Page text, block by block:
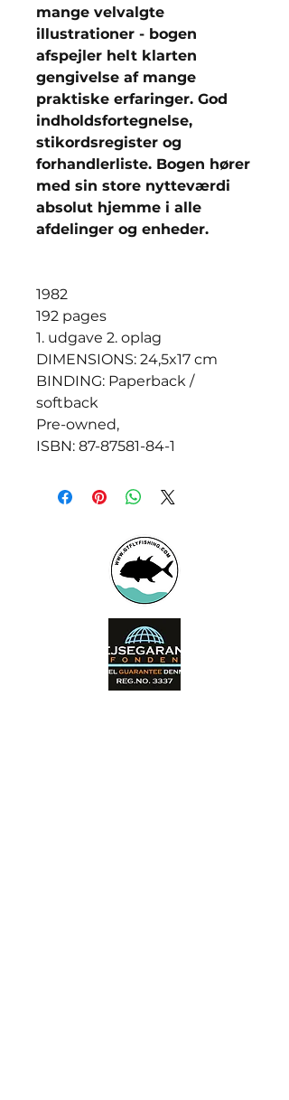
mange velvalgte
illustrationer - bogen
afspejler helt klarten
gengivelse af mange
praktiske erfaringer. God
indholdsfortegnelse,
stikordsregister og
forhandlerliste. Bogen hører
med sin store nytteværdi
absolut hjemme i alle
afdelinger og enheder.
1982
192 pages
1. udgave 2. oplag
DIMENSIONS: 24,5x17 cm
BINDING: Paperback /
softback
Pre-owned,
ISBN: 87-87581-84-1